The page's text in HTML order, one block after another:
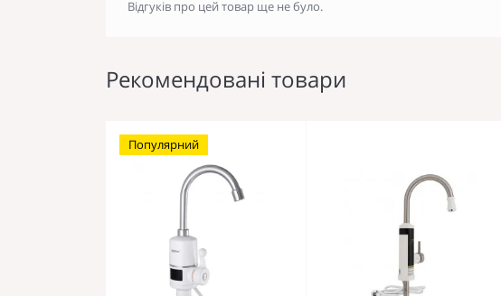
Відгуків про цей товар ще не було.
Рекомендовані товари
Популярний